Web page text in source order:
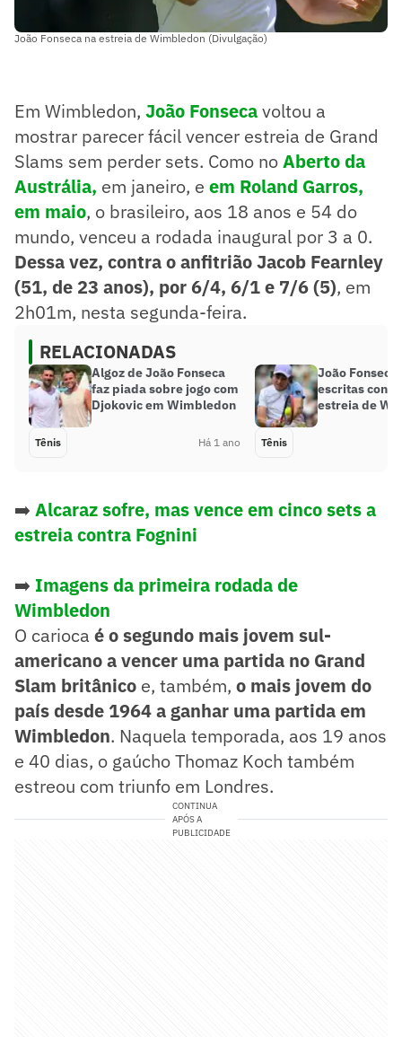
João Fonseca na estreia de Wimbledon (Divulgação)
Em Wimbledon, João Fonsecavoltou a
mostrar parecer fácil vencer estreia de Grand
Slams sem perder sets. Como noAberto da
Austrália, em janeiro, e em Roland Garros,
em maio, o brasileiro, aos 18 anos e 54 do
mundo, venceu a rodada inaugural por 3 a 0.
Dessa vez, contra o anfitrião Jacob Fearnley
(51, de 23 anos), por 6/4, 6/1 e 7/6 (5), em
2h01m, nesta segunda-feira.
RELACIONADAS
Algoz de João Fonseca
faz piada sobre jogo com
Djokovic em Wimbledon
Tênis Há 1 ano
João
escritas
estreia de
Tênis
➡️ Alcaraz sofre, mas vence em cinco sets a
estreia contra Fognini
➡️ Imagens da primeira rodada de
Wimbledon
O carioca é o segundo mais jovem sul-
americano a vencer uma partida no Grand
Slam britânico e, também, o mais jovem do
país desde 1964 a ganhar uma partida em
Wimbledon. Naquela temporada, aos 19 anos
e 40 dias, o gaúcho Thomaz Koch também
estreou com triunfo em Londres.
CONTINUA
APÓS A
PUBLICIDADE